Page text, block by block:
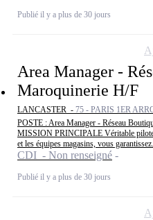
Publié il y a plus de 30 jours
Area Manager -
Maroquinerie H/F
LANCASTER - 75 - PARIS 1ER
POSTE : Area Manager - Réseau
MISSION PRINCIPALE Véritable pilote
et les équipes magasins, vous
CDI - Non renseigné
Publié il y a plus de 30 jours